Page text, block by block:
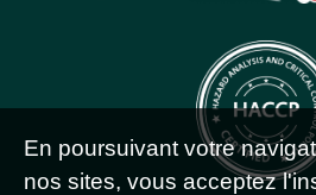
En poursuivant votre
nos sites, vous acceptez